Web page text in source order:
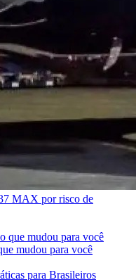
MAX por risco de
mudou para você